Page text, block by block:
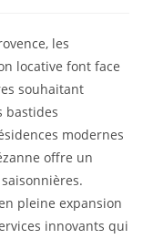
les
locative font face
souhaitant
bastides
modernes
offre un
pleine expansion
innovants qui